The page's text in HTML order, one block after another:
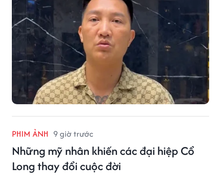
PHIM ẢNH 9 giờ trước
Những mỹ nhân khiến các đại hiệp Cổ
Long thay đổi cuộc đời